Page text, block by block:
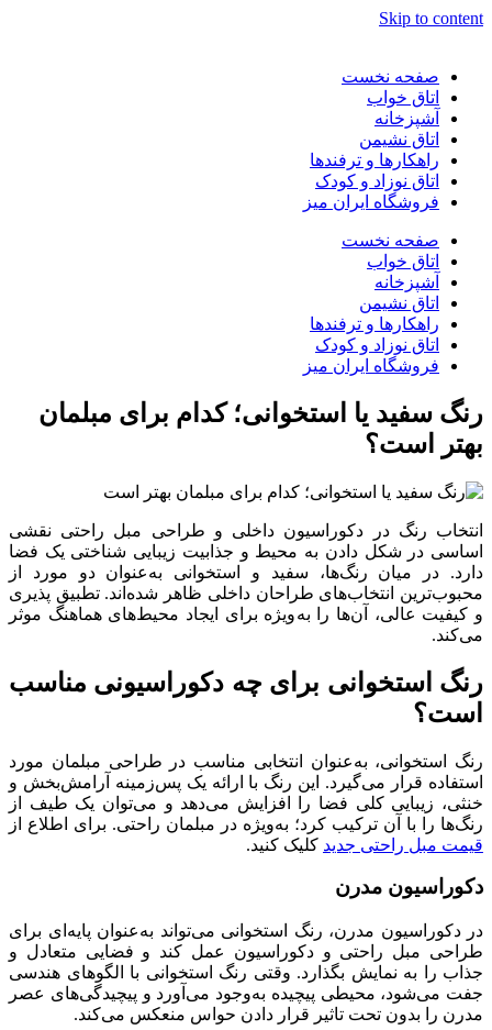
Skip to content
صفحه نخست
اتاق خواب
آشپزخانه
اتاق نشیمن
راهکارها و ترفندها
اتاق نوزاد و کودک
فروشگاه ایران میز
صفحه نخست
اتاق خواب
آشپزخانه
اتاق نشیمن
راهکارها و ترفندها
اتاق نوزاد و کودک
فروشگاه ایران میز
رنگ سفید یا استخوانی؛ کدام برای مبلمان
بهتر است؟
انتخاب رنگ در دکوراسیون داخلی و طراحی مبل راحتی نقشی
اساسی در شکل دادن به محیط و جذابیت زیبایی شناختی یک فضا
دارد. در میان رنگ‌ها، سفید و استخوانی به‌عنوان دو مورد از
محبوب‌ترین انتخاب‌های طراحان داخلی ظاهر شده‌اند. تطبیق پذیری
و کیفیت عالی، آن‌ها را به‌ویژه برای ایجاد محیط‌های هماهنگ موثر
می‌کند.
رنگ استخوانی برای چه دکوراسیونی مناسب
است؟
رنگ استخوانی، به‌عنوان انتخابی مناسب در طراحی مبلمان مورد
استفاده قرار می‌گیرد. این رنگ با ارائه یک پس‌زمینه‌ آرامش‌بخش و
خنثی، زیبایی کلی فضا را افزایش می‌دهد و می‌توان یک طیف از
رنگ‌ها را با آن ترکیب کرد؛ به‌ویژه در مبلمان راحتی. برای اطلاع از
قیمت مبل راحتی جدید کلیک کنید.
دکوراسیون مدرن
در دکوراسیون مدرن، رنگ استخوانی می‌تواند به‌عنوان پایه‌ای برای
طراحی‌ مبل راحتی و دکوراسیون عمل کند و فضایی متعادل و
جذاب را به نمایش بگذارد. وقتی رنگ استخوانی با الگوهای هندسی
جفت می‌شود، محیطی پیچیده به‌وجود می‌آورد و پیچیدگی‌های عصر‌
مدرن را بدون تحت تاثیر قرار دادن حواس منعکس می‌کند.